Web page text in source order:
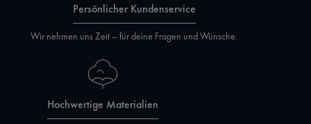
Persönlicher Kundenservice
Wir nehmen uns Zeit – für deine Fragen und Wünsche.
Hochwertige Materialien